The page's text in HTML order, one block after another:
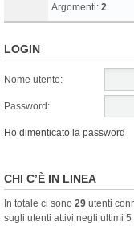
Argomenti: 2
LOGIN
Nome utente:
Password:
Ho dimenticato la password
CHI C’È IN LINEA
In totale ci sono 29 utenti
sugli utenti attivi negli ultimi 5